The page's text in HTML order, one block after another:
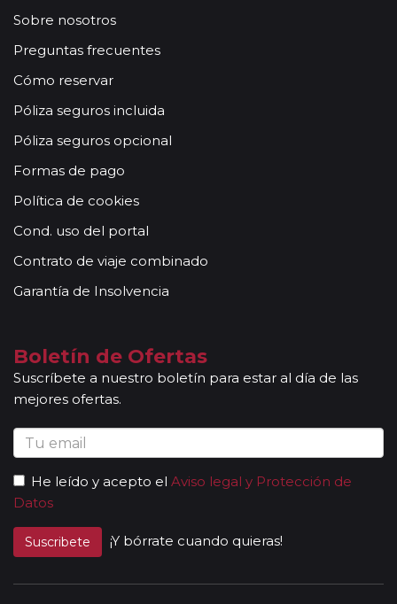
Sobre nosotros
Preguntas frecuentes
Cómo reservar
Póliza seguros incluida
Póliza seguros opcional
Formas de pago
Política de cookies
Cond. uso del portal
Contrato de viaje combinado
Garantía de Insolvencia
Boletín de Ofertas
Suscríbete a nuestro boletín para estar al día de las
mejores ofertas.
He leído y acepto el Aviso legal y Protección de
Datos
Suscribete ¡Y bórrate cuando quieras!